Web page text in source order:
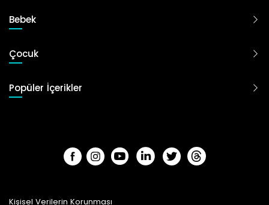
Bebek
Çocuk
Popüler İçerikler
Kişisel Verilerin Korunması